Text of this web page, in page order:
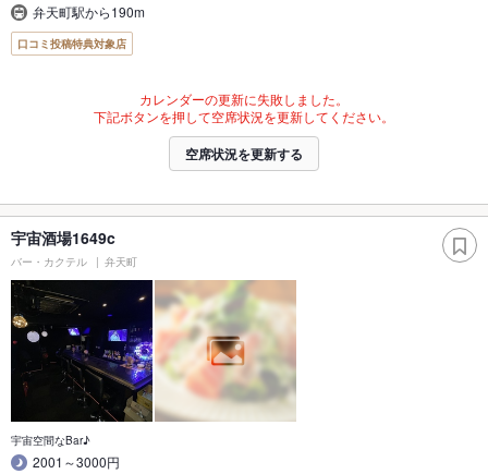
弁天町駅から190m
口コミ投稿特典対象店
カレンダーの更新に失敗しました。
下記ボタンを押して空席状況を更新してください。
空席状況を更新する
宇宙酒場1649c
バー・カクテル 弁天町
宇宙空間なBar♪
2001～3000円